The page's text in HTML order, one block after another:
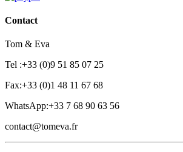
Contact
Tom & Eva
Tel :+33 (0)9 51 85 07 25
Fax:+33 (0)1 48 11 67 68
WhatsApp:+33 7 68 90 63 56
contact@tomeva.fr